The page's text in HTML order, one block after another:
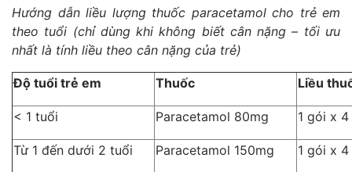
Hướng dẫn liều lượng thuốc paracetamol cho trẻ em
theo tuổi (chỉ dùng khi không biết cân nặng – tối ưu
nhất là tính liều theo cân nặng của trẻ)
Độ tuổi trẻ em Thuốc Liều
< 1 tuổi Paracetamol 80mg 1 gói x
Từ 1 đến dưới 2 tuổi Paracetamol 150mg 1 gói x